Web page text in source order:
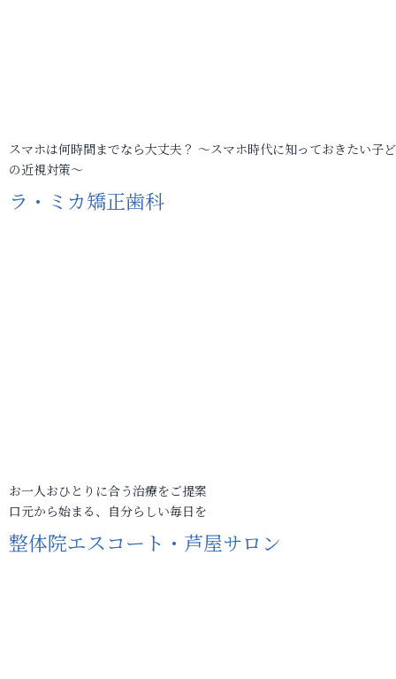
スマホは何時間までなら大丈夫？ ～スマホ時代に知っておきたい子
の近視対策～
ラ・ミカ矯正歯科
お一人おひとりに合う治療をご提案
口元から始まる、自分らしい毎日を
整体院エスコート・芦屋サロン